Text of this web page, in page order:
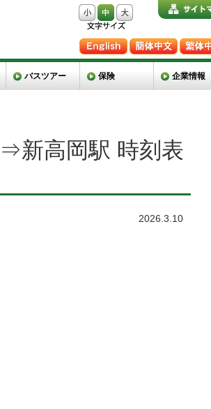
バスツアー 保険 企業情報
新高岡駅 時刻表
2026.3.10